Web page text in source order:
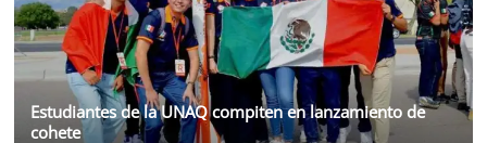
Estudiantes de la UNAQ compiten en lanzamiento de
cohete